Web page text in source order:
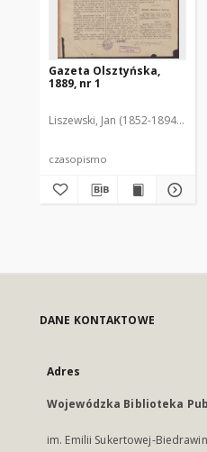
Gazeta Olsztyńska,
1889, nr 1
Liszewski, Jan (1852-1894). Red.
czasopismo
DANE KONTAKTOWE
Adres
Wojewódzka Biblioteka
im. Emilii Sukertowej-